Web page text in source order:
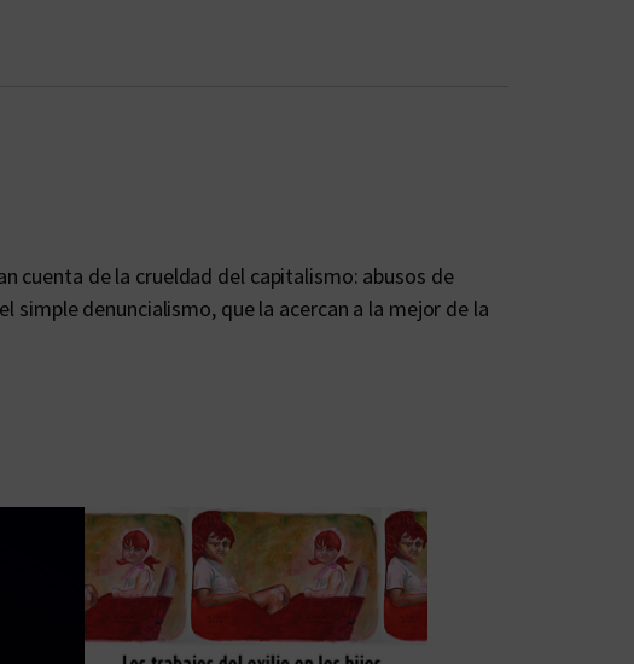
cuenta de la crueldad del capitalismo: abusos de
simple denuncialismo, que la acercan a la mejor de la